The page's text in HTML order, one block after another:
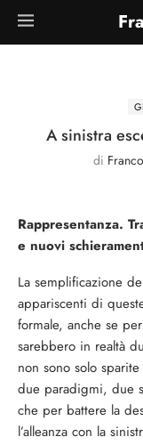
A sinistra
di
Rappresentanza.
e nuovi
La semplificazione
appariscenti di
formale, anche se
sarebbero in realtà
non sono solo
due paradigmi, due
che per battere la
l’alleanza con la